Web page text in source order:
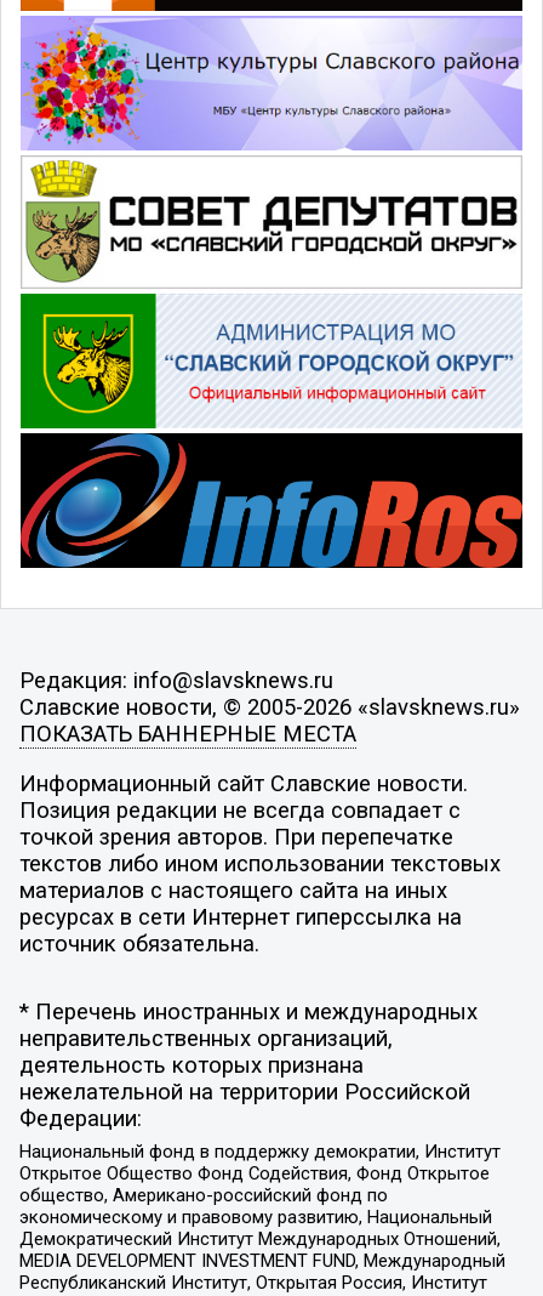
Редакция: info@slavsknews.ru
Славские новости, © 2005-2026 «slavsknews.ru»
ПОКАЗАТЬ БАННЕРНЫЕ МЕСТА
Информационный сайт Славские новости.
Позиция редакции не всегда совпадает с
точкой зрения авторов. При перепечатке
текстов либо ином использовании текстовых
материалов с настоящего сайта на иных
ресурсах в сети Интернет гиперссылка на
источник обязательна.
* Перечень иностранных и международных
неправительственных организаций,
деятельность которых признана
нежелательной на территории Российской
Федерации:
Национальный фонд в поддержку демократии, Институт
Открытое Общество Фонд Содействия, Фонд Открытое
общество, Американо-российский фонд по
экономическому и правовому развитию, Национальный
Демократический Институт Международных Отношений,
MEDIA DEVELOPMENT INVESTMENT FUND, Международный
Республиканский Институт, Открытая Россия, Институт